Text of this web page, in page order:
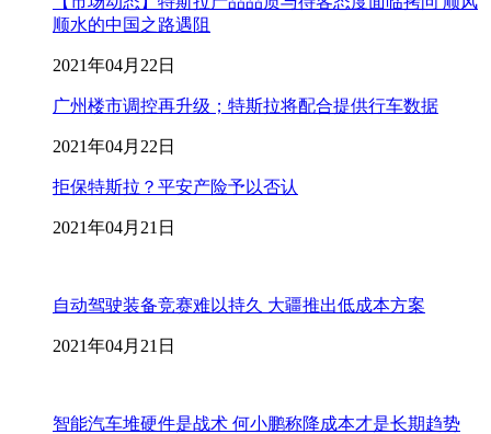
顺水的中国之路遇阻
2021年04月22日
广州楼市调控再升级；特斯拉将配合提供行车数据
2021年04月22日
拒保特斯拉？平安产险予以否认
2021年04月21日
自动驾驶装备竞赛难以持久 大疆推出低成本方案
2021年04月21日
智能汽车堆硬件是战术 何小鹏称降成本才是长期趋势